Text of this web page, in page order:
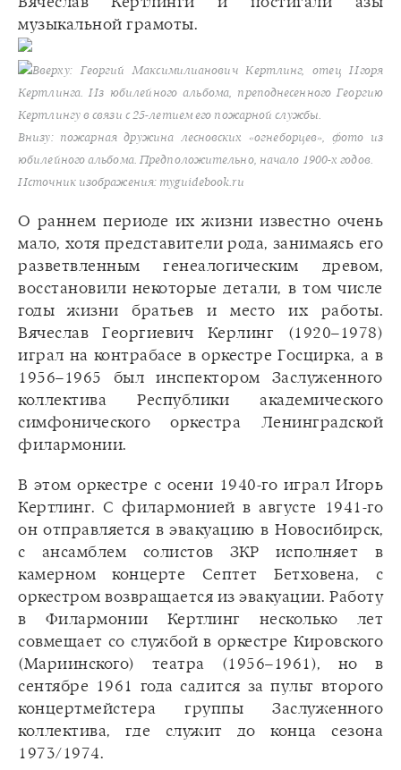
музыкальной грамоты.
Вверху: Георгий Максимилианович Кертлинг, отец Игоря
Кертлинга. Из юбилейного альбома, преподнесенного Георгию
Кертлингу в связи с 25-летием его пожарной службы.
Внизу: пожарная дружина лесновских «огнеборцев», фото из
юбилейного альбома. Предположительно, начало 1900-х годов.
Источник изображения: myguidebook.ru
О раннем периоде их жизни известно очень
мало, хотя представители рода, занимаясь его
разветвленным генеалогическим древом,
восстановили некоторые детали, в том числе
годы жизни братьев и место их работы.
Вячеслав Георгиевич Керлинг (1920–1978)
играл на контрабасе в оркестре Госцирка, а в
1956–1965 был инспектором Заслуженного
коллектива Республики академического
симфонического оркестра Ленинградской
филармонии.
В этом оркестре с осени 1940-го играл Игорь
Кертлинг. С филармонией в августе 1941-го
он отправляется в эвакуацию в Новосибирск,
с ансамблем солистов ЗКР исполняет в
камерном концерте Септет Бетховена, с
оркестром возвращается из эвакуации. Работу
в Филармонии Кертлинг несколько лет
совмещает со службой в оркестре Кировского
(Мариинского) театра (1956–1961), но в
сентябре 1961 года садится за пульт второго
концертмейстера группы Заслуженного
коллектива, где служит до конца сезона
1973/1974.